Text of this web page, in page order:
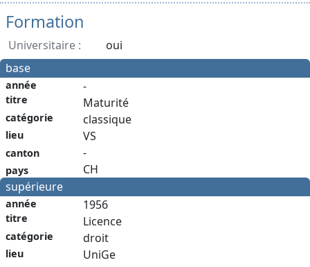
Formation
Universitaire :
oui
base
année
titre
catégorie
lieu
canton
pays
-
Maturité
classique
VS
-
CH
supérieure
année
titre
catégorie
lieu
1956
Licence
droit
UniGe